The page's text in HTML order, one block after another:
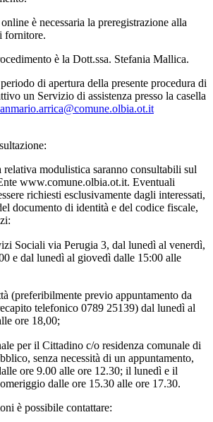
è necessaria la preregistrazione alla
fornitore.
è la Dott.ssa. Stefania Mallica.
di apertura della presente procedura di
un Servizio di assistenza presso la casella
modulistica saranno consultabili sul
www.comune.olbia.ot.it. Eventuali
richiesti esclusivamente dagli interessati,
documento di identità e del codice fiscale,
Sociali via Perugia 3, dal lunedì al venerdì,
e dal lunedì al giovedì dalle 15:00 alle
(preferibilmente previo appuntamento da
telefonico 0789 25139) dal lunedì al
ore 18,00;
per il Cittadino c/o residenza comunale di
senza necessità di un appuntamento,
ore 9.00 alle ore 12.30; il lunedì e il
dalle ore 15.30 alle ore 17.30.
è possibile contattare: